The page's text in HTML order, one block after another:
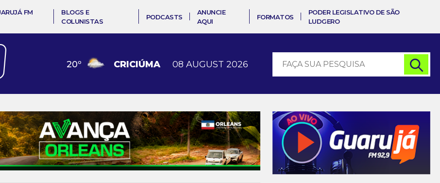
FM
BLOGS E
COLUNISTAS
PODCASTS
ANUNCIE
AQUI
FORMATOS
PODER LEGISLATIVO DE SÃO
LUDGERO
20º CRICIÚMA 08 AUGUST 2026